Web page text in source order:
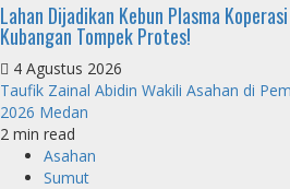
Lahan Dijadikan Kebun Plasma
Kubangan Tompek Protes!
4 Agustus 2026
Taufik Zainal Abidin Wakili Asahan di
2026 Medan
2 min read
Asahan
Sumut